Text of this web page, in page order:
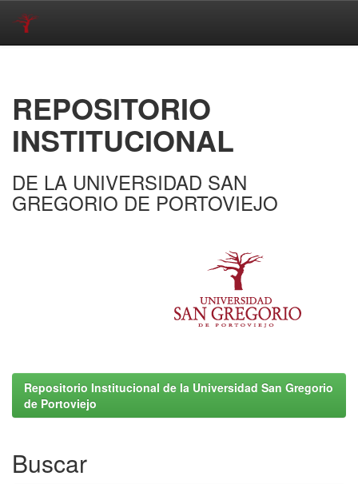
REPOSITORIO
INSTITUCIONAL
DE LA UNIVERSIDAD SAN
GREGORIO DE PORTOVIEJO
Repositorio Institucional de la Universidad San Gregorio
de Portoviejo
Buscar